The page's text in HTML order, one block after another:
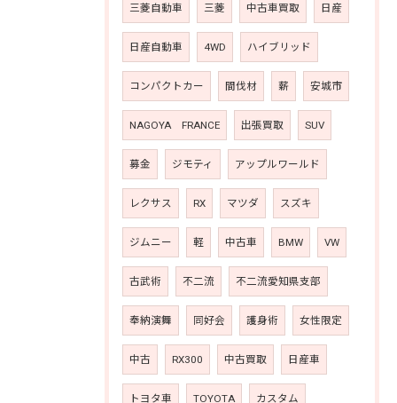
三菱自動車 三菱 中古車買取 日産
日産自動車 4WD ハイブリッド
コンパクトカー 間伐材 薪 安城市
NAGOYA FRANCE 出張買取 SUV
募金 ジモティ アップルワールド
レクサス RX マツダ スズキ
ジムニー 軽 中古車 BMW VW
古武術 不二流 不二流愛知県支部
奉納演舞 同好会 護身術 女性限定
中古 RX300 中古買取 日産車
トヨタ車 TOYOTA カスタム